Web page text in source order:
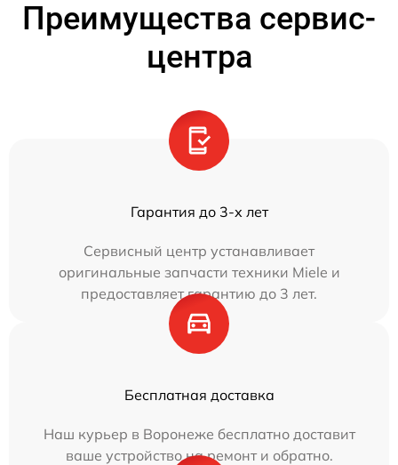
Преимущества сервис-
центра
Гарантия до 3-х лет
Сервисный центр устанавливает
оригинальные запчасти техники Miele и
предоставляет гарантию до 3 лет.
Бесплатная доставка
Наш курьер в Воронеже бесплатно доставит
ваше устройство на ремонт и обратно.